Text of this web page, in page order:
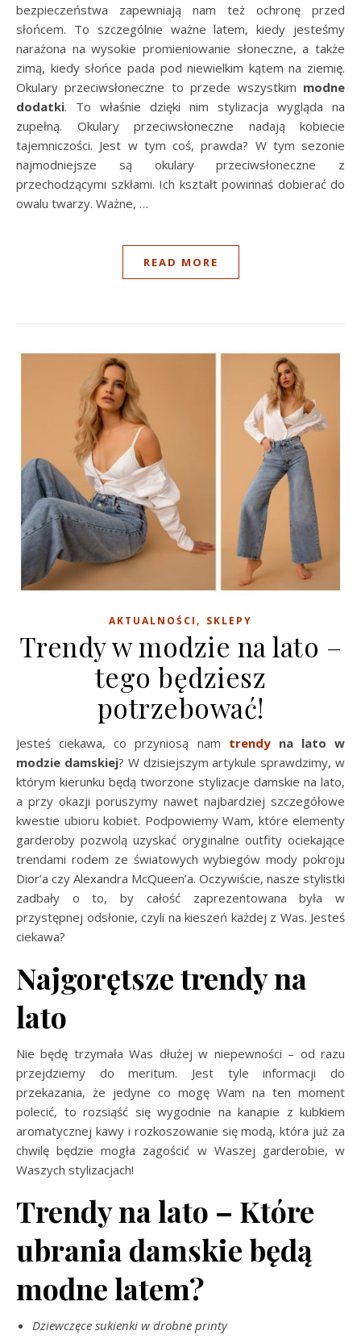
bezpieczeństwa zapewniają nam też ochronę przed
słońcem. To szczególnie ważne latem, kiedy jesteśmy
narażona na wysokie promieniowanie słoneczne, a także
zimą, kiedy słońce pada pod niewielkim kątem na ziemię.
Okulary przeciwsłoneczne to przede wszystkim modne
dodatki. To właśnie dzięki nim stylizacja wygląda na
zupełną. Okulary przeciwsłoneczne nadają kobiecie
tajemniczości. Jest w tym coś, prawda? W tym sezonie
najmodniejsze są okulary przeciwsłoneczne z
przechodzącymi szkłami. Ich kształt powinnaś dobierać do
owalu twarzy. Ważne, …
READ MORE
AKTUALNOŚCI , SKLEPY
Trendy w modzie na lato –
tego będziesz
potrzebować!
Jesteś ciekawa, co przyniosą nam trendyna lato w
modzie damskiej? W dzisiejszym artykule sprawdzimy, w
którym kierunku będą tworzone stylizacje damskie na lato,
a przy okazji poruszymy nawet najbardziej szczegółowe
kwestie ubioru kobiet. Podpowiemy Wam, które elementy
garderoby pozwolą uzyskać oryginalne outfity ociekające
trendami rodem ze światowych wybiegów mody pokroju
Dior’a czy Alexandra McQueen’a. Oczywiście, nasze stylistki
zadbały o to, by całość zaprezentowana była w
przystępnej odsłonie, czyli na kieszeń każdej z Was. Jesteś
ciekawa?
Najgorętsze trendy na
lato
Nie będę trzymała Was dłużej w niepewności – od razu
przejdziemy do meritum. Jest tyle informacji do
przekazania, że jedyne co mogę Wam na ten moment
polecić, to rozsiąść się wygodnie na kanapie z kubkiem
aromatycznej kawy i rozkoszowanie się modą, która już za
chwilę będzie mogła zagościć w Waszej garderobie, w
Waszych stylizacjach!
Trendy na lato – Które
ubrania damskie będą
modne latem?
Dziewczęce sukienki w drobne printy